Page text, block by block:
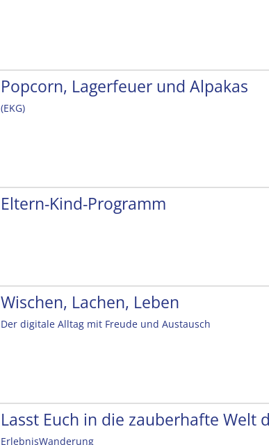
Popcorn, Lagerfeuer und Alpakas
(EKG)
Eltern-Kind-Programm
Wischen, Lachen, Leben
Der digitale Alltag mit Freude und Austausch
Lasst Euch in die zauberhafte
ErlebnisWanderung